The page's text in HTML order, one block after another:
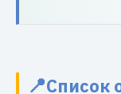
Список